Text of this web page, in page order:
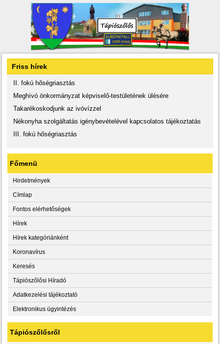
Friss hírek
II. fokú hőségriasztás
Meghívó önkormányzat képviselő-testületének ülésére
Takarékoskodjunk az ivóvízzel
Nékonyha szolgáltatás igénybevételével kapcsolatos tájékoztatás
III. fokú hőségriasztás
Főmenü
Hirdetmények
Címlap
Fontos elérhetőségek
Hírek
Hírek kategóriánként
Koronavírus
Keresés
Tápiószőlősi Híradó
Adatkezelési tájékoztató
Elektronikus ügyintézés
Tápiószőlősről